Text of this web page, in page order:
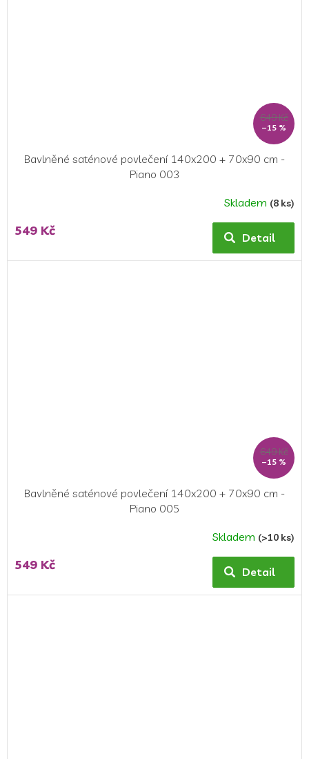
649 Kč
–15 %
Bavlněné saténové povlečení 140x200 + 70x90 cm -
Piano 003
produktu
Skladem (8 ks)
549 Kč Detail
649 Kč
–15 %
Bavlněné saténové povlečení 140x200 + 70x90 cm -
Piano 005
Skladem (>10 ks)
549 Kč Detail